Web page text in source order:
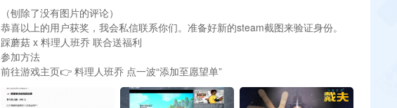
（刨除了没有图片的评论）
恭喜以上的用户获奖，我会私信联系你们。准备好新的steam截图来验证身份。
踩蘑菇 x 料理人班乔 联合送福利
参加方法
前往游戏主页👉 料理人班乔 点一波“添加至愿望单”